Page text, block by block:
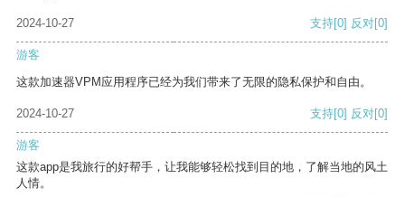
2024-10-27 支持[0] 反对[0]
游客
这款加速器VPM应用程序已经为我们带来了无限的隐私保护和自由。
2024-10-27 支持[0] 反对[0]
游客
这款app是我旅行的好帮手，让我能够轻松找到目的地，了解当地的风土
人情。